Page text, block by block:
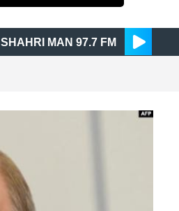
SHAHRI MAN 97.7 FM